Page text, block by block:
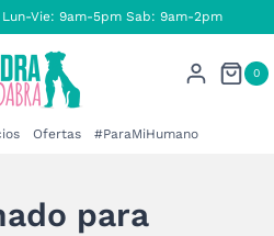
Lun-Vie: 9am-5pm Sab: 9am-2pm
0
Ofertas #ParaMiHumano
para